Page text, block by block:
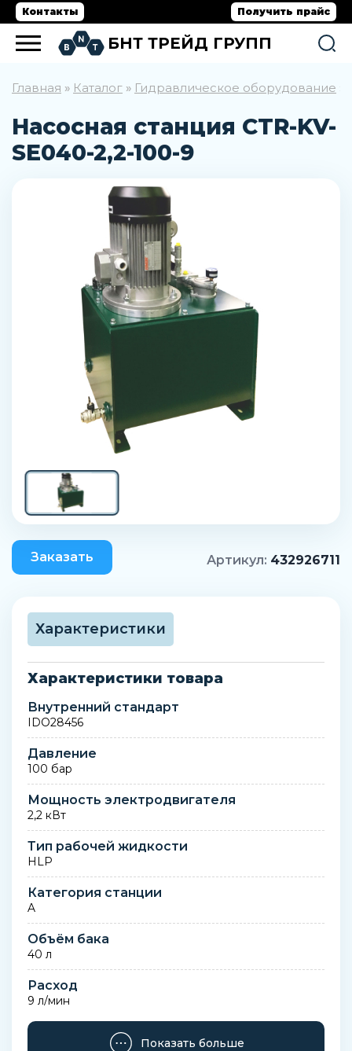
Контакты Получить прайс
БНТ ТРЕЙД ГРУПП
Главная » Каталог » Гидравлическое оборудование
Насосная станция CTR-KV-
SE040-2,2-100-9
Заказать Артикул: 432926711
Характеристики
Характеристики товара
Внутренний стандарт
IDO28456
Давление
100 бар
Мощность электродвигателя
2,2 кВт
Тип рабочей жидкости
HLP
Категория станции
A
Объём бака
40 л
Расход
9 л/мин
Количество выходов
Показать больше